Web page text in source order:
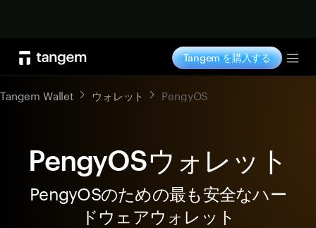
Tangem を購入する
Tangem Wallet ウォレット PengyOS
PengyOSウォレット
PengyOSのための最も安全なハー
ドウェアウォレット